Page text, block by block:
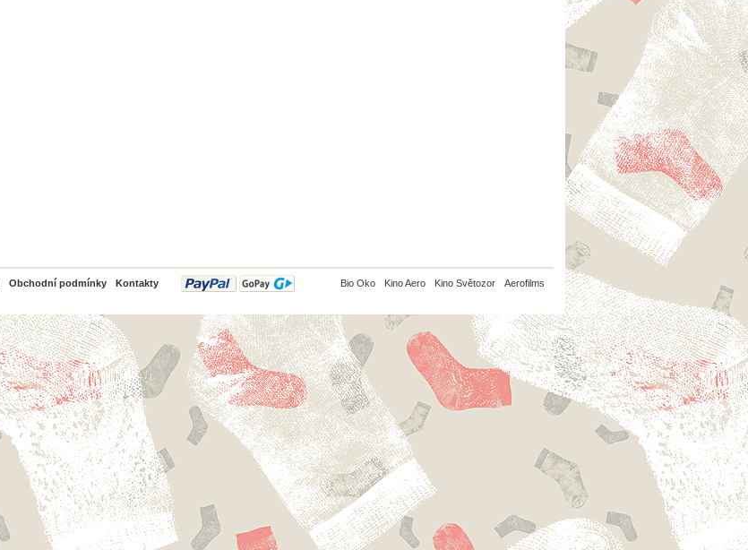
Obchodní podmínky Kontakty
PayPal Bio Oko Kino Aero Kino Světozor Aerofilms